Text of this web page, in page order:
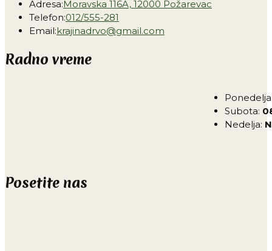
Adresa:Moravska 116A, 12000 Požarevac
Telefon:012/555-281
Email:krajinadrvo@gmail.com
Radno vreme
Subota:
Nedelja:
Posetite nas